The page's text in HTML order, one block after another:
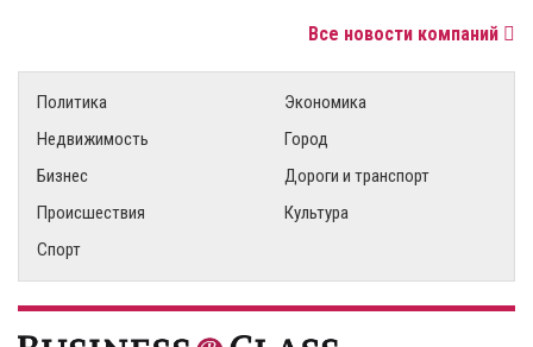
Все новости компаний
Политика
Экономика
Недвижимость
Город
Бизнес
Дороги и транспорт
Происшествия
Культура
Спорт